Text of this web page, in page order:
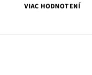
VIAC HODNOTENÍ